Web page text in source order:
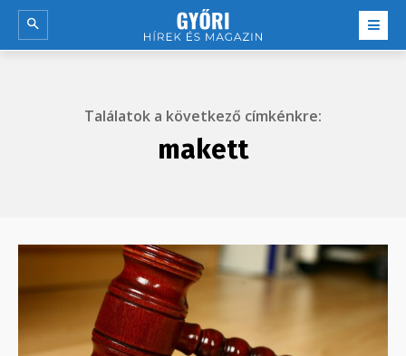
Találatok a következő címkénkre:
makett